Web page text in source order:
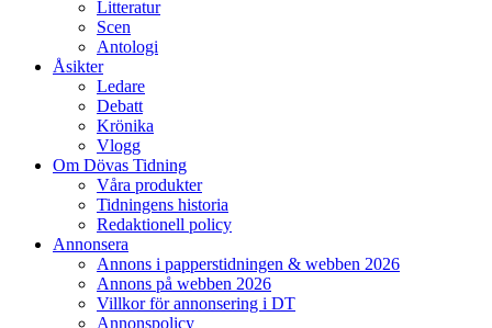
Litteratur
Scen
Antologi
Åsikter
Ledare
Debatt
Krönika
Vlogg
Om Dövas Tidning
Våra produkter
Tidningens historia
Redaktionell policy
Annonsera
Annons i papperstidningen & webben 2026
Annons på webben 2026
Villkor för annonsering i DT
Annonspolicy